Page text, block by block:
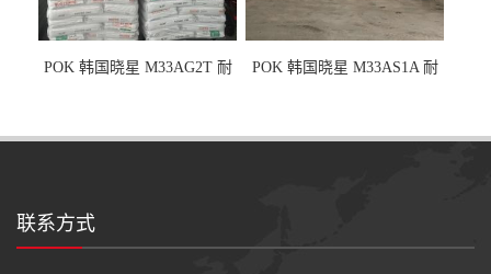
POK 韩国晓星 M33AG2T 耐
POK 韩国晓星 M33AS1A 耐
联系方式